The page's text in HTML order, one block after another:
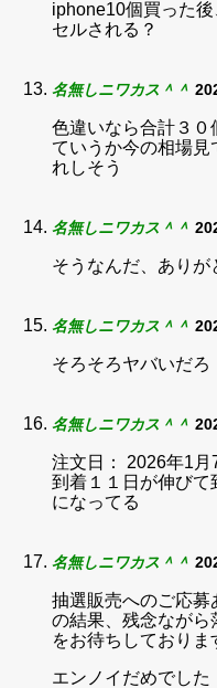
iphone10個買った
セルされる？
名無しニワカス＾＾
色違いなら合計３０
ていうか今の相場見
れしそう
名無しニワカス＾＾
そうなんだ、ありが
名無しニワカス＾＾
そろそろヤバいだろ
名無しニワカス＾＾
注文日： 2026年1月
到着１１日が伸びて
になってる
名無しニワカス＾＾
抽選販売へのご応募
の結果、残念ながら
をお待ちしておりま
エンノイだめでした